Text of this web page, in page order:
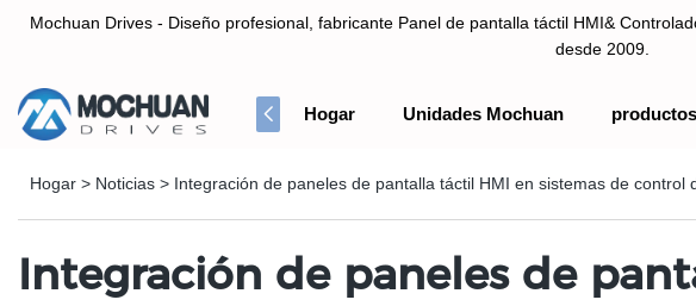
Mochuan Drives - Diseño profesional, fabricante Panel de pantalla táctil HMI&
desde 2009.
Hogar Unidades Mochuan productos
Hogar > Noticias > Integración de paneles de pantalla táctil HMI en sistemas de control
Integración de paneles de